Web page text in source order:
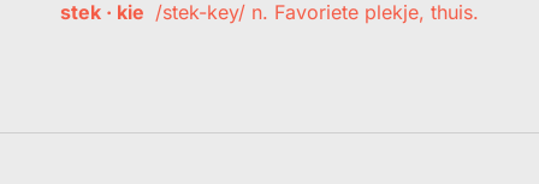
stek · kie /stek-key/ n. Favoriete plekje, thuis.